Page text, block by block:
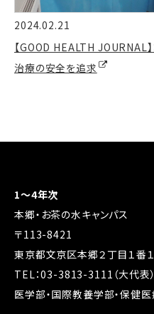
2024.02.21
【GOOD HEALTH JOURNAL
治療の安全を追求
1～4年次
本郷・お茶の水キャンパス
〒113-8421
東京都文京区本郷２丁目１番
TEL：03-3813-3111（大代表）
医学部・国際教養学部・保健